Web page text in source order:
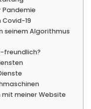
Pandemie
Covid-19
seinem Algorithmus
freundlich?
mit meiner Website